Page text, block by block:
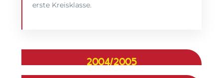
erste Kreisklasse.
2004/2005